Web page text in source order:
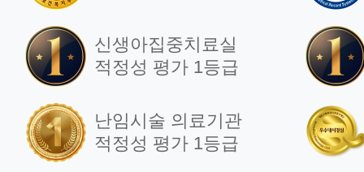
소아청소년과
비뇨의학과
재활의학과
신생아집중치료실
적정성 평가 1등급
난임시술 의료기관
적정성 평가 1등급